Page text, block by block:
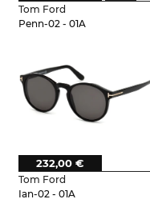
Tom Ford
Penn-02 - 01A
Tom Ford
Ian-02 - 01A
232,00 €